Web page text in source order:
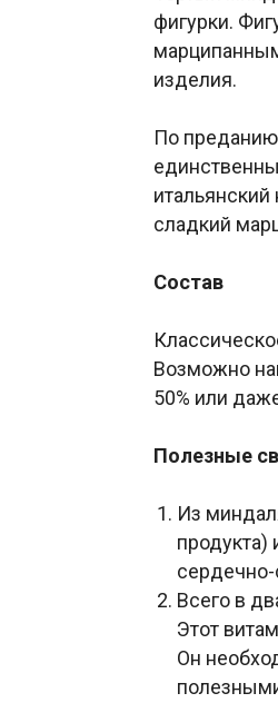
фигурки.
изделия.
По преданию
сладкий
Состав
Возможно
50% или
Полезные
Из
Всего в
Этот
Он